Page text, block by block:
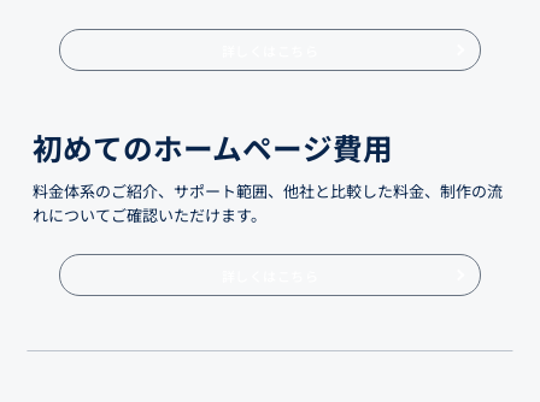
初めてのホームページ費用
料金体系のご紹介、サポート範囲、他社と比較した料金、制作の流
れについてご確認いただけます。